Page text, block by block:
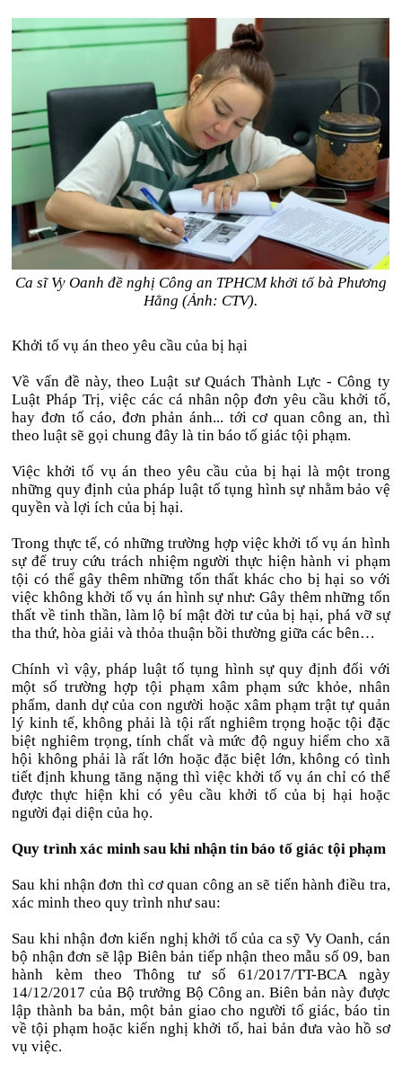
Ca sĩ Vy Oanh đề nghị Công an TPHCM khởi tố bà Phương
Hằng (Ảnh: CTV).
Khởi tố vụ án theo yêu cầu của bị hại
Về vấn đề này, theo Luật sư Quách Thành Lực - Công ty
Luật Pháp Trị, việc các cá nhân nộp đơn yêu cầu khởi tố,
hay đơn tố cáo, đơn phản ánh... tới cơ quan công an, thì
theo luật sẽ gọi chung đây là tin báo tố giác tội phạm.
Việc khởi tố vụ án theo yêu cầu của bị hại là một trong
những quy định của pháp luật tố tụng hình sự nhằm bảo vệ
quyền và lợi ích của bị hại.
Trong thực tế, có những trường hợp việc khởi tố vụ án hình
sự để truy cứu trách nhiệm người thực hiện hành vi phạm
tội có thể gây thêm những tổn thất khác cho bị hại so với
việc không khởi tố vụ án hình sự như: Gây thêm những tổn
thất về tinh thần, làm lộ bí mật đời tư của bị hại, phá vỡ sự
tha thứ, hòa giải và thỏa thuận bồi thường giữa các bên…
Chính vì vậy, pháp luật tố tụng hình sự quy định đối với
một số trường hợp tội phạm xâm phạm sức khỏe, nhân
phẩm, danh dự của con người hoặc xâm phạm trật tự quản
lý kinh tế, không phải là tội rất nghiêm trọng hoặc tội đặc
biệt nghiêm trọng, tính chất và mức độ nguy hiểm cho xã
hội không phải là rất lớn hoặc đặc biệt lớn, không có tình
tiết định khung tăng nặng thì việc khởi tố vụ án chỉ có thể
được thực hiện khi có yêu cầu khởi tố của bị hại hoặc
người đại diện của họ.
Quy trình xác minh sau khi nhận tin báo tố giác tội phạm
Sau khi nhận đơn thì cơ quan công an sẽ tiến hành điều tra,
xác minh theo quy trình như sau:
Sau khi nhận đơn kiến nghị khởi tố của ca sỹ Vy Oanh, cán
bộ nhận đơn sẽ lập Biên bản tiếp nhận theo mẫu số 09, ban
hành kèm theo Thông tư số 61/2017/TT-BCA ngày
14/12/2017 của Bộ trưởng Bộ Công an. Biên bản này được
lập thành ba bản, một bản giao cho người tố giác, báo tin
về tội phạm hoặc kiến nghị khởi tố, hai bản đưa vào hồ sơ
vụ việc.